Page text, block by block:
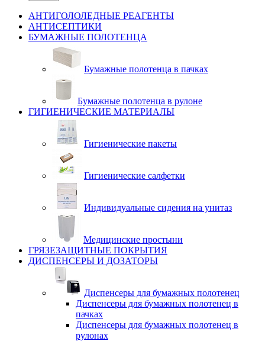
АНТИГОЛОЛЕДНЫЕ РЕАГЕНТЫ
АНТИСЕПТИКИ
БУМАЖНЫЕ ПОЛОТЕНЦА
Бумажные полотенца в пачках
Бумажные полотенца в рулоне
ГИГИЕНИЧЕСКИЕ МАТЕРИАЛЫ
Гигиенические пакеты
Гигиенические салфетки
Индивидуальные сидения на унитаз
Медицинские простыни
ГРЯЗЕЗАЩИТНЫЕ ПОКРЫТИЯ
ДИСПЕНСЕРЫ И ДОЗАТОРЫ
Диспенсеры для бумажных полотенец
Диспенсеры для бумажных полотенец в
пачках
Диспенсеры для бумажных полотенец в
рулонах